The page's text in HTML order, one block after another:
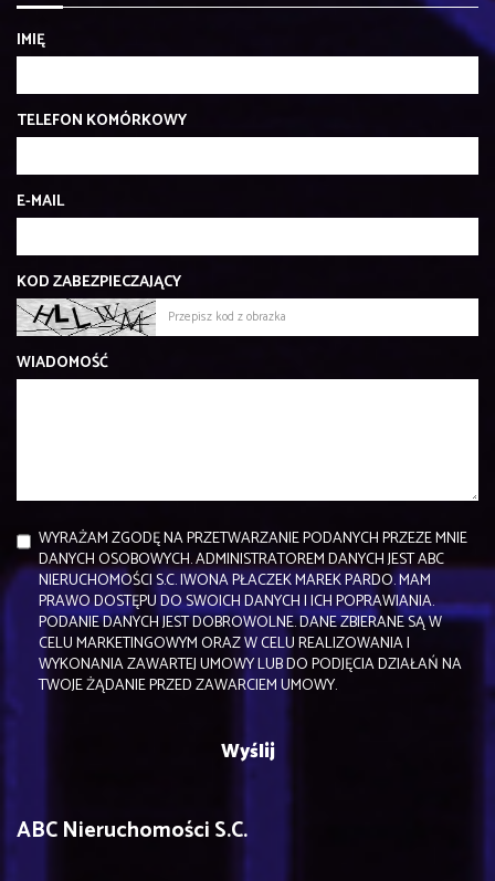
IMIĘ
TELEFON KOMÓRKOWY
E-MAIL
KOD ZABEZPIECZAJĄCY
WIADOMOŚĆ
WYRAŻAM ZGODĘ NA PRZETWARZANIE PODANYCH PRZEZE MNIE
DANYCH OSOBOWYCH. ADMINISTRATOREM DANYCH JEST ABC
NIERUCHOMOŚCI S.C. IWONA PŁACZEK MAREK PARDO. MAM
PRAWO DOSTĘPU DO SWOICH DANYCH I ICH POPRAWIANIA.
PODANIE DANYCH JEST DOBROWOLNE. DANE ZBIERANE SĄ W
CELU MARKETINGOWYM ORAZ W CELU REALIZOWANIA I
WYKONANIA ZAWARTEJ UMOWY LUB DO PODJĘCIA DZIAŁAŃ NA
TWOJE ŻĄDANIE PRZED ZAWARCIEM UMOWY.
ABC Nieruchomości S.C.